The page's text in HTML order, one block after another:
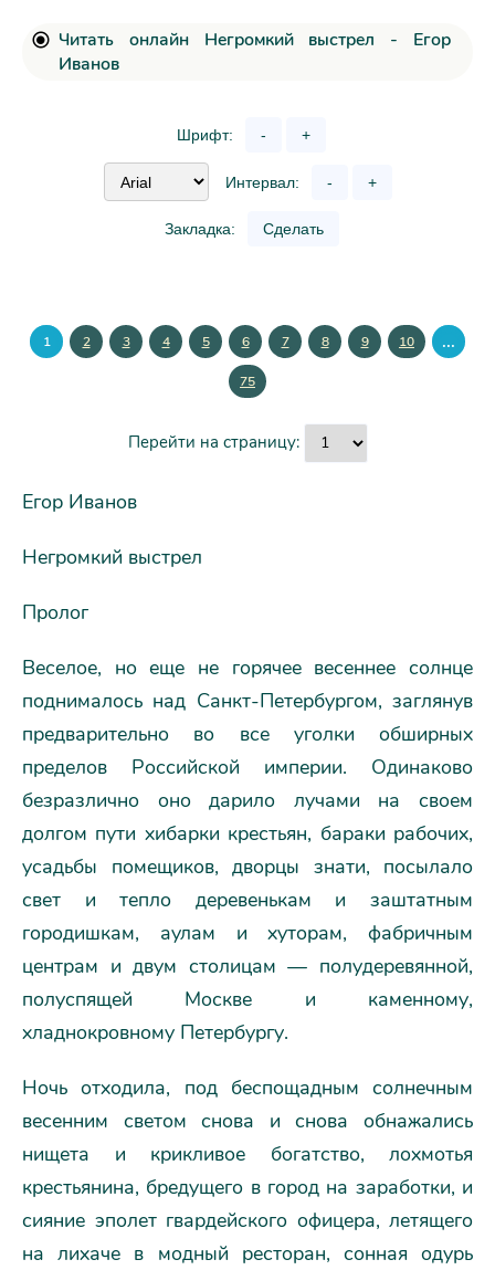
Читать онлайн Негромкий выстрел - Егор
Иванов
Шрифт: - +
Интервал: - +
Закладка: Сделать
1 2 3 4 5 6 7 8 9 10 ...
75
Перейти на страницу:
Егор Иванов
Негромкий выстрел
Пролог
Веселое, но еще не горячее весеннее солнце
поднималось над Санкт-Петербургом, заглянув
предварительно во все уголки обширных
пределов Российской империи. Одинаково
безразлично оно дарило лучами на своем
долгом пути хибарки крестьян, бараки рабочих,
усадьбы помещиков, дворцы знати, посылало
свет и тепло деревенькам и заштатным
городишкам, аулам и хуторам, фабричным
центрам и двум столицам — полудеревянной,
полуспящей Москве и каменному,
хладнокровному Петербургу.
Ночь отходила, под беспощадным солнечным
весенним светом снова и снова обнажались
нищета и крикливое богатство, лохмотья
крестьянина, бредущего в город на заработки, и
сияние эполет гвардейского офицера, летящего
на лихаче в модный ресторан, сонная одурь